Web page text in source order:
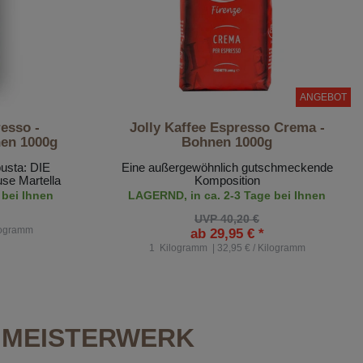
-
1000g
DIE
Martella
bei Ihnen
ANGEBOT
Jolly Kaffee Espresso Crema -
Bohnen 1000g
Eine außergewöhnlich gutschmeckende
Komposition
LAGERND, in ca. 2-3 Tage bei Ihnen
UVP 40,20 €
ab 29,95 € *
1 Kilogramm | 32,95 € / Kilogramm